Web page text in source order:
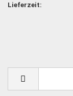
Lieferzeit: